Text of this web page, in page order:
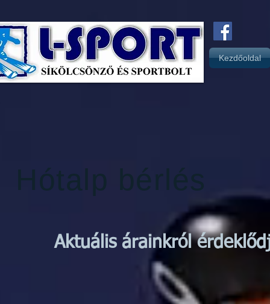
Kezdőoldal
Hótalp bérlés
Aktuális árainkról